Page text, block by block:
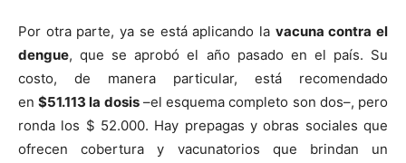
Por otra parte, ya se está aplicando la vacuna contra el
dengue, que se aprobó el año pasado en el país. Su
costo, de manera particular, está recomendado
en$51.113 la dosis–el esquema completo son dos–, pero
ronda los $ 52.000. Hay prepagas y obras sociales que
ofrecen cobertura y vacunatorios que brindan un